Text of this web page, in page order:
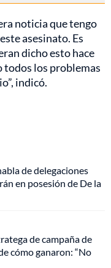
noticia que tengo
asesinato. Es
dicho esto hace
todos los problemas
indicó.
de delegaciones
en posesión de De la
de campaña de
cómo ganaron: “No